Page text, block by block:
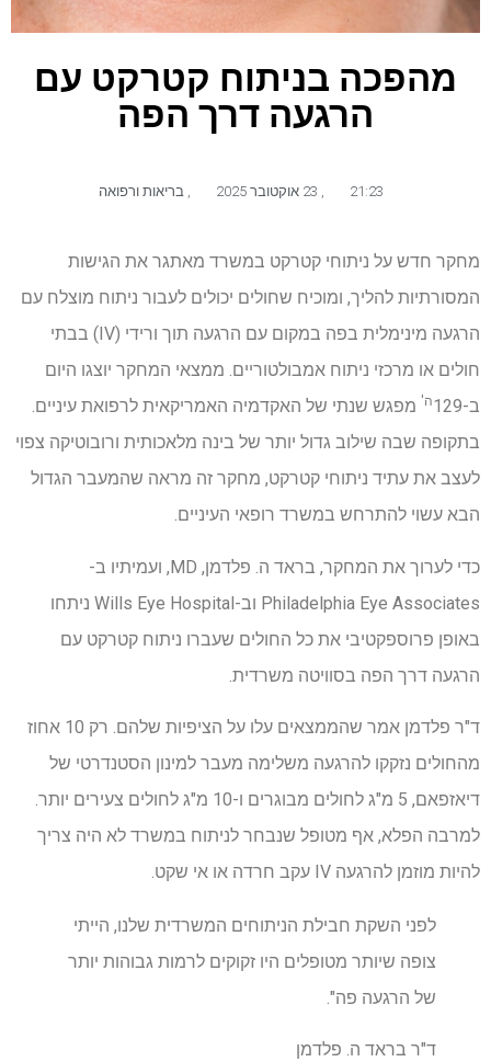
מהפכה בניתוח קטרקט עם
הרגעה דרך הפה
21:23 בריאות ורפואה
מחקר חדש על ניתוחי קטרקט במשרד מאתגר את הגישות
המסורתיות להליך, ומוכיח שחולים יכולים לעבור ניתוח מוצלח עם
הרגעה מינימלית בפה במקום עם הרגעה תוך ורידי (IV) בבתי
חולים או מרכזי ניתוח אמבולטוריים. ממצאי המחקר יוצגו היום
ב-129
ה' מפגש שנתי של האקדמיה האמריקאית לרפואת עיניים.
בתקופה שבה שילוב גדול יותר של בינה מלאכותית ורובוטיקה צפוי
לעצב את עתיד ניתוחי קטרקט, מחקר זה מראה שהמעבר הגדול
הבא עשוי להתרחש במשרד רופאי העיניים.
כדי לערוך את המחקר, בראד ה. פלדמן, MD, ועמיתיו ב-
Philadelphia Eye Associates וב-Wills Eye Hospital ניתחו
באופן פרוספקטיבי את כל החולים שעברו ניתוח קטרקט עם
הרגעה דרך הפה בסוויטה משרדית.
ד"ר פלדמן אמר שהממצאים עלו על הציפיות שלהם. רק 10 אחוז
מהחולים נזקקו להרגעה משלימה מעבר למינון הסטנדרטי של
דיאזפאם, 5 מ"ג לחולים מבוגרים ו-10 מ"ג לחולים צעירים יותר.
למרבה הפלא, אף מטופל שנבחר לניתוח במשרד לא היה צריך
להיות מוזמן להרגעה IV עקב חרדה או אי שקט.
לפני השקת חבילת הניתוחים המשרדית שלנו, הייתי
צופה שיותר מטופלים היו זקוקים לרמות גבוהות יותר
של הרגעה פה".
ד"ר בראד ה. פלדמן